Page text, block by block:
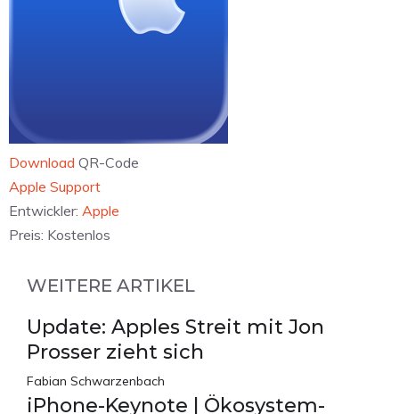
Download QR-Code
‎Apple Support
Entwickler: Apple
Preis: Kostenlos
WEITERE ARTIKEL
Update: Apples Streit mit Jon
Prosser zieht sich
Fabian Schwarzenbach
iPhone-Keynote | Ökosystem-